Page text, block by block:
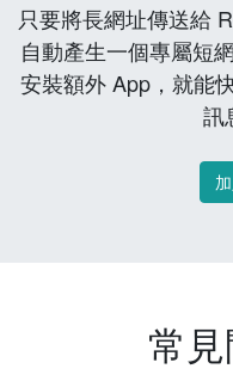
只要將長網址傳送給
自動產生一個專屬短
安裝額外 App，就能
訊
常